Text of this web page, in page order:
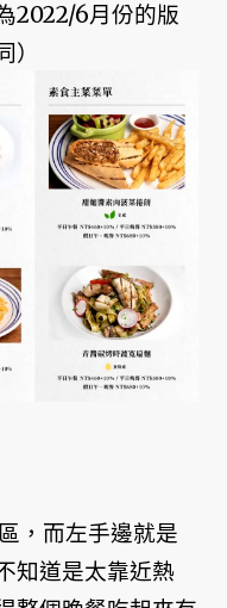
2022/6月份的版
）
，而左手邊就是
知道是太靠近熱